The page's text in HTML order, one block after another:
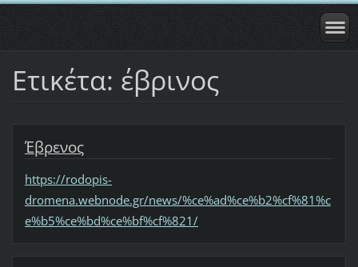
Ετικέτα: έβρινος
Έβρενος
https://rodopis-
dromena.webnode.gr/news/%ce%ad%ce%b2%cf%81%c
e%b5%ce%bd%ce%bf%cf%821/